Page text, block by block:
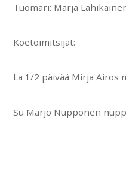
Tuomari: Marja
Koetoimitsijat:
La 1/2 päivää Mirja Airos
Su Marjo Nupponen